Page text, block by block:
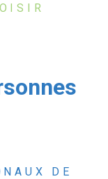
DE